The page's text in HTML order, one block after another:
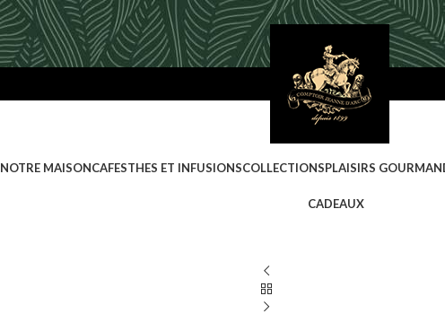
NOTRE MAISONCAFESTHES ET INFUSIONSCOLLECTIONSPLAISIRS
CADEAUX